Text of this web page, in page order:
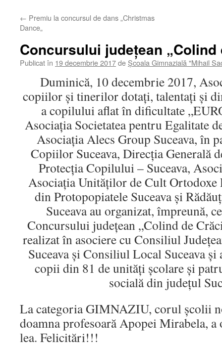
← Premiu la concursul de dans „Christmas
Dance„
Concursului județean „Colind
Publicat în 19 decembrie 2017de Școala Gimnazială "Mihail
Duminică, 10 decembrie 2017,
copiilor şi tinerilor dotaţi, talentaţi şi
a copilului aflat în dificultate
Asociaţia Societatea pentru Egalitate
Asociaţia Alecs Group Suceava, în
Copiilor Suceava, Direcţia Generală
Protecţia Copilului – Suceava,
Asociația Unităților de Cult Ortodoxe
din Protopopiatele Suceava și
Suceava au organizat, împreună,
Concursului județean „Colind de
realizat în asociere cu Consiliul
Suceava și Consiliul Local Suceava
copii din 81 de unităţi şcolare şi
socială din județul
La categoria GIMNAZIU, corul școlii
doamna profesoară Apopei Mirabela,
lea. Felicitări!!!